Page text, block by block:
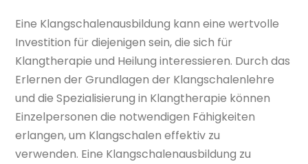
Eine Klangschalenausbildung kann eine wertvolle
Investition für diejenigen sein, die sich für
Klangtherapie und Heilung interessieren. Durch das
Erlernen der Grundlagen der Klangschalenlehre
und die Spezialisierung in Klangtherapie können
Einzelpersonen die notwendigen Fähigkeiten
erlangen, um Klangschalen effektiv zu
verwenden. Eine Klangschalenausbildung zu